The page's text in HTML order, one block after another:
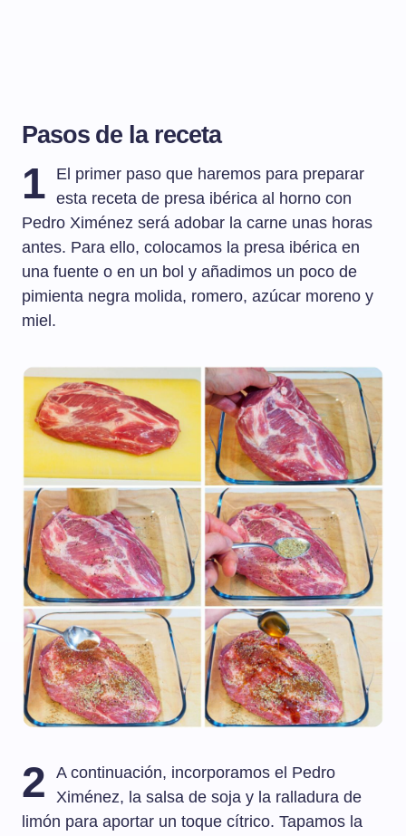
Pasos de la receta
1
El primer paso que haremos para preparar
esta receta de presa ibérica al horno con
Pedro Ximénez será adobar la carne unas horas
antes. Para ello, colocamos la presa ibérica en
una fuente o en un bol y añadimos un poco de
pimienta negra molida, romero, azúcar moreno y
miel.
2
A continuación, incorporamos el Pedro
Ximénez, la salsa de soja y la ralladura de
limón para aportar un toque cítrico. Tapamos la